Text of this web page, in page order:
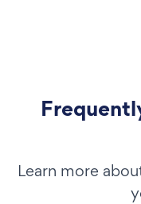
Learn more